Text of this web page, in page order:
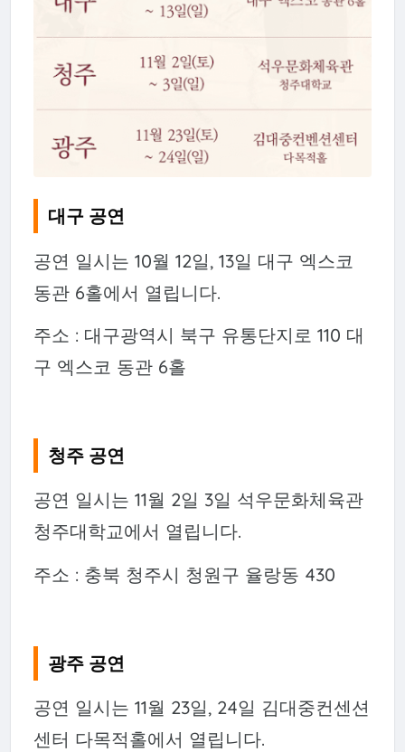
대구 공연
공연 일시는 10월 12일, 13일 대구 엑스코
동관 6홀에서 열립니다.
주소 : 대구광역시 북구 유통단지로 110 대
구 엑스코 동관 6홀
청주 공연
공연 일시는 11월 2일 3일 석우문화체육관
청주대학교에서 열립니다.
주소 : 충북 청주시 청원구 율랑동 430
광주 공연
공연 일시는 11월 23일, 24일 김대중컨센션
센터 다목적홀에서 열립니다.